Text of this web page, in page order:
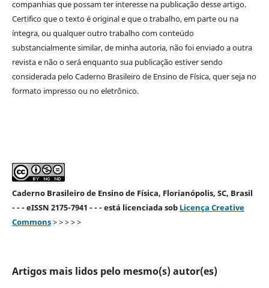
companhias que possam ter interesse na publicação desse artigo.
Certifico que o texto é original e que o trabalho, em parte ou na
íntegra, ou qualquer outro trabalho com conteúdo
substancialmente similar, de minha autoria, não foi enviado a outra
revista e não o será enquanto sua publicação estiver sendo
considerada pelo Caderno Brasileiro de Ensino de Física, quer seja no
formato impresso ou no eletrônico.
Caderno Brasileiro de Ensino de Física, Florianópolis, SC, Brasil
- - - eISSN 2175-7941 - - - está licenciada sob Licença Creative
Commons> > > > >
Artigos mais lidos pelo mesmo(s) autor(es)